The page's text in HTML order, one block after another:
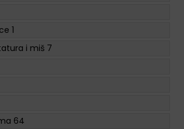
1
i miš 7
64